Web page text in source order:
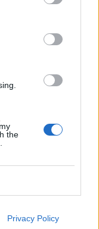
the
Privacy Policy